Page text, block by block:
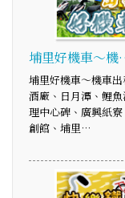
埔里好機車～
埔里好機車～機車
酒廠、日月潭、鯉
理中心碑、廣興紙
創館、埔里…